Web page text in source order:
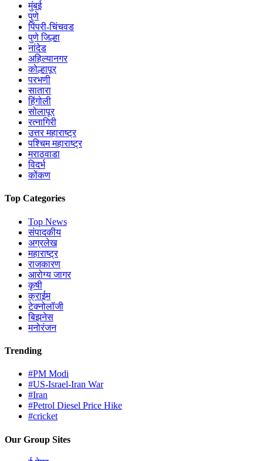
मुंबई
पुणे
पिंपरी-चिंचवड
पुणे जिल्हा
नांदेड
अहिल्यानगर
कोल्हापूर
परभणी
सातारा
हिंगोली
सोलापूर
रत्नागिरी
उत्तर महाराष्ट्र
पश्चिम महाराष्ट्र
मराठवाडा
विदर्भ
कोंकण
Top Categories
Top News
संपादकीय
अग्रलेख
महाराष्ट्र
राजकारण
आरोग्य जागर
कृषी
क्राईम
टेक्नोलॉजी
बिझनेस
मनोरंजन
Trending
#PM Modi
#US-Israel-Iran War
#Iran
#Petrol Diesel Price Hike
#cricket
Our Group Sites